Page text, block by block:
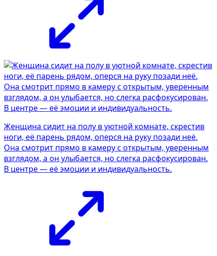
Женщина сидит на полу в уютной комнате, скрестив
ноги, её парень рядом, оперся на руку позади неё.
Она смотрит прямо в камеру с открытым, уверенным
взглядом, а он улыбается, но слегка расфокусирован.
В центре — её эмоции и индивидуальность.